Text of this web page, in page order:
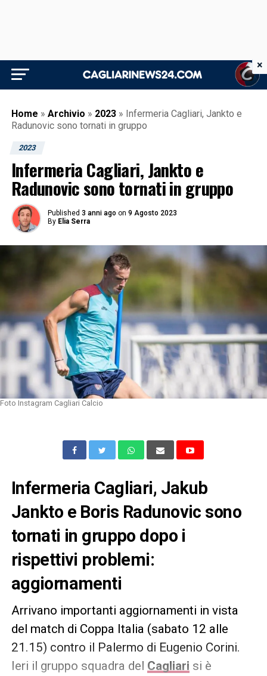
Home » Archivio » 2023 » Infermeria Cagliari, Jankto e
Radunovic sono tornati in gruppo
2023
Infermeria Cagliari, Jankto e
Radunovic sono tornati in gruppo
Published 3 anni ago on 9 Agosto 2023
By Elia Serra
Foto Instagram Cagliari Calcio
Infermeria Cagliari, Jakub
Jankto e Boris Radunovic sono
tornati in gruppo dopo i
rispettivi problemi:
aggiornamenti
Arrivano importanti aggiornamenti in vista
del match di Coppa Italia (sabato 12 alle
21.15) contro il Palermo di Eugenio Corini.
Ieri il gruppo squadra del Cagliari si è
×